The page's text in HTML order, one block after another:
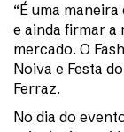
“É uma
e ainda firmar a
mercado. O
Noiva e Festa
Ferraz.
No dia do